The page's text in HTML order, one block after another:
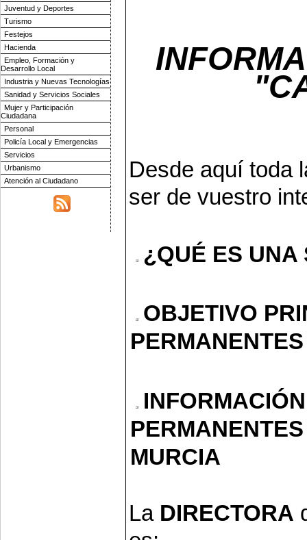
Juventud y Deportes
Turismo
Festejos
Hacienda
Empleo, Formación y
Desarrollo Local
Industria y Nuevas Tecnologías
Sanidad y Servicios Sociales
Mujer y Participación
Ciudadana
Personal
Policía Local y Emergencias
Servicios
Urbanismo
Atención al Ciudadano
Desde aquí toda
ser de vuestro
¿QUÉ ES UNA
OBJETIVO
PERMANENTES
MURCIA
La DIRECTORA